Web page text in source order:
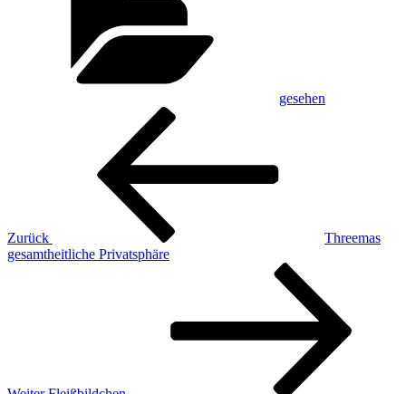
gesehen
Beitragsnavigation
Zurück
Threemas
gesamtheitliche Privatsphäre